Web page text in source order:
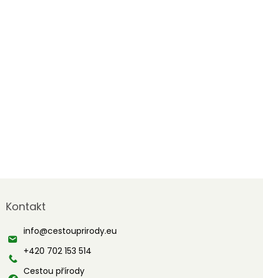
p
t
Kontakt
info@cestouprirody.eu
+420 702 153 514
Cestou přírody